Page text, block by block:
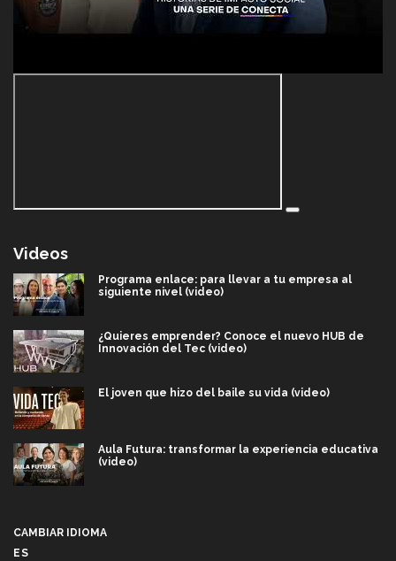
Videos
Programa enlace: para llevar a tu empresa al
siguiente nivel (video)
¿Quieres emprender? Conoce el nuevo HUB de
Innovación del Tec (video)
El joven que hizo del baile su vida (video)
Aula Futura: transformar la experiencia educativa
(video)
CAMBIAR IDIOMA
ES